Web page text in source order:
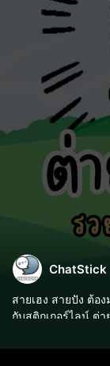
ChatStick
สายเฮง สายปัง ต้อ
กับสติกเกอร์ไลน์ ต่
ไม่ว่าจะส่งมุกฮา ๆ